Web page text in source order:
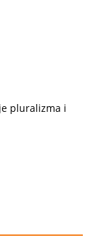
pluralizma i